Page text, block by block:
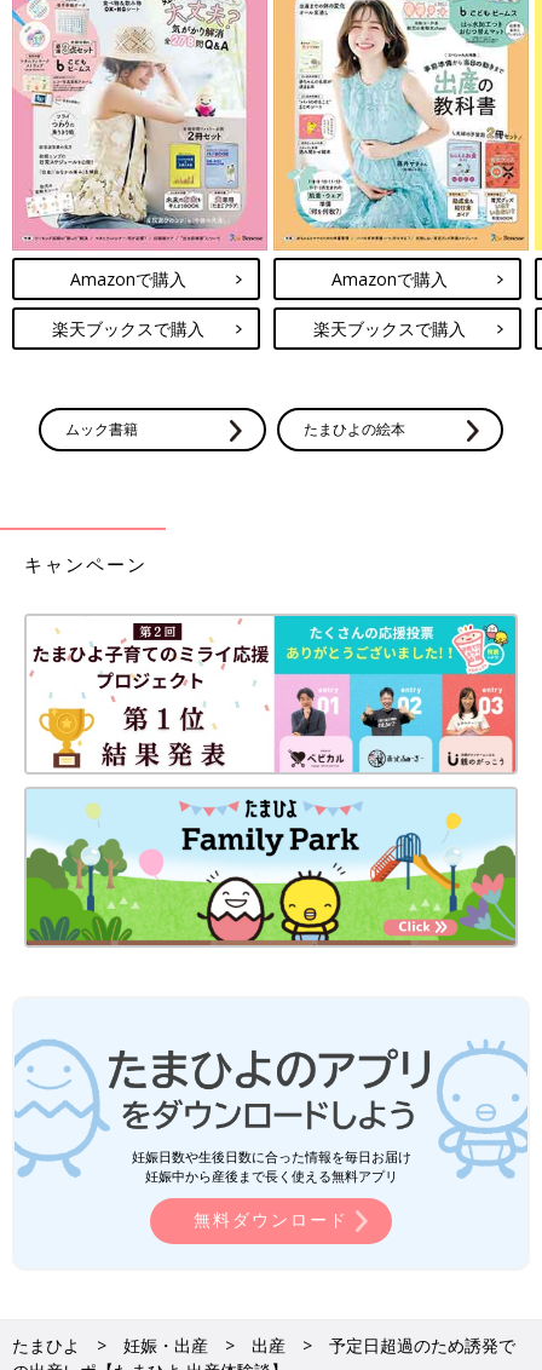
顔見る余裕もなく、ただ腰をさすってもらう
先生が来て、「痛み止めの点滴、使う？」と言われ、速攻でYES
と答える
点滴も追加してもらったけど、効くのに30分と言われ絶望
※以降、時間をはっきり覚えてないので記憶ベース
15:30
いきみたすぎ
最初はテニスボールの圧はいらなかったが、このあたりでいきみ
たすぎて助産師さんにヘルプ
以降、夫に手のひらでお尻をガチで押してもらう
弱かったり場所ズレてたりで大きい声出しちゃうけど、場所決ま
ったらほんまにありがたいサポートやった
15:40
まだ全開じゃない
和痛の注射IN
ないくらいずっと痛い
何分間隔かはわからないが、実感は20呼吸(フー×20)の痛みと1分
の休憩
15:50
先生の内診
子宮口、横は全開だが縦が全開じゃないとのこと
つらすぎ、いきみたすぎ
痛い時はおへそ見てねと言われるが無理
必死にお尻押してもらう
痛くない時も押してもらわないといきんじゃう感じ
16:30
その助産師さんが「いきまず落ち着いて！」ってめちゃくちゃス
パルタやった(でもおかげで落ち着けた)
たぶん、いきんじゃってた
内診後、椅子が上がり、いきんでいいの？？ってなったが、いき
み始めた
Amazonで購入
楽天ブックスで購入
Amazonで購入
楽天ブックスで購入
ムック書籍 たまひよの絵本
キャンペーン
妊娠日数や生後日数に合った情報を毎日お届け
妊娠中から産後まで長く使える無料アプリ
無料ダウンロード
たまひよ 妊娠・出産 出産
予定日超過のため誘発で